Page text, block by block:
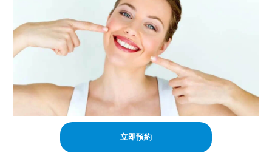
立即預約